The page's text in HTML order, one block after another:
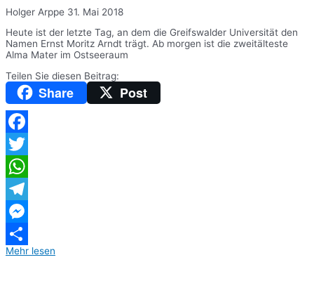
Holger Arppe 31. Mai 2018
Heute ist der letzte Tag, an dem die Greifswalder Universität den
Namen Ernst Moritz Arndt trägt. Ab morgen ist die zweitälteste
Alma Mater im Ostseeraum
Teilen Sie diesen Beitrag:
Share Post
Facebook
Twitter
WhatsApp
Telegram
Messenger
Teilen
Mehr lesen